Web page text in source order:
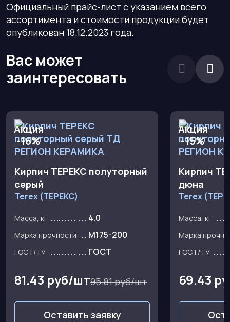
Официальный прайс-лист с указанием всего
ассортимента и стоимости продукции будет
опубликован 18.12.2023 года.
Вас может
заинтересовать
Акция
-16%
Кирпич ТЕРЕКС полуторный
серый
Terex (ТЕРЕКС)
Масса, кг 4.0
Марка прочности M175-200
ГОСТ/ТУ ГОСТ
81.43 руб/шт95.81 руб/шт
Оставить заявку
Акция
-15%
Кирпич
дюна
Terex
Масса, кг
Марка
ГОСТ/ТУ
69.43